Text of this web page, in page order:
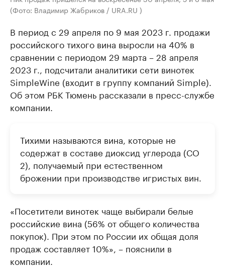
(Фото: Владимир Жабриков / URA.RU )
В период с 29 апреля по 9 мая 2023 г. продажи
российского тихого вина выросли на 40% в
сравнении с периодом 29 марта – 28 апреля
2023 г., подсчитали аналитики сети винотек
SimpleWine (входит в группу компаний Simple).
Об этом РБК Тюмень рассказали в пресс-службе
компании.
Тихими называются вина, которые не
содержат в составе диоксид углерода (СО
2), получаемый при естественном
брожении при производстве игристых вин.
«Посетители винотек чаще выбирали белые
российские вина (56% от общего количества
покупок). При этом по России их общая доля
продаж составляет 10%», – пояснили в
компании.